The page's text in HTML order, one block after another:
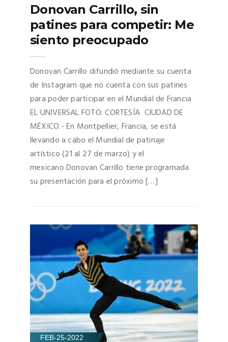
Donovan Carrillo, sin
patines para competir: Me
siento preocupado
Donovan Carrillo difundió mediante su cuenta
de Instagram que no cuenta con sus patines
para poder participar en el Mundial de Francia
EL UNIVERSAL FOTO: CORTESÍA CIUDAD DE
MÉXICO.- En Montpellier, Francia, se está
llevando a cabo el Mundial de patinaje
artístico (21 al 27 de marzo) y el
mexicano Donovan Carrillo tiene programada
su presentación para el próximo […]
FEB-25-2022